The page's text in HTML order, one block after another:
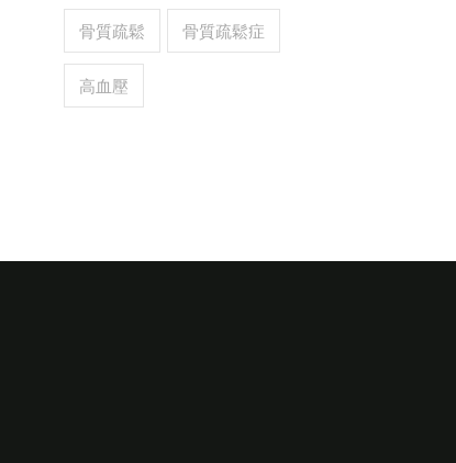
骨質疏鬆 骨質疏鬆症
高血壓